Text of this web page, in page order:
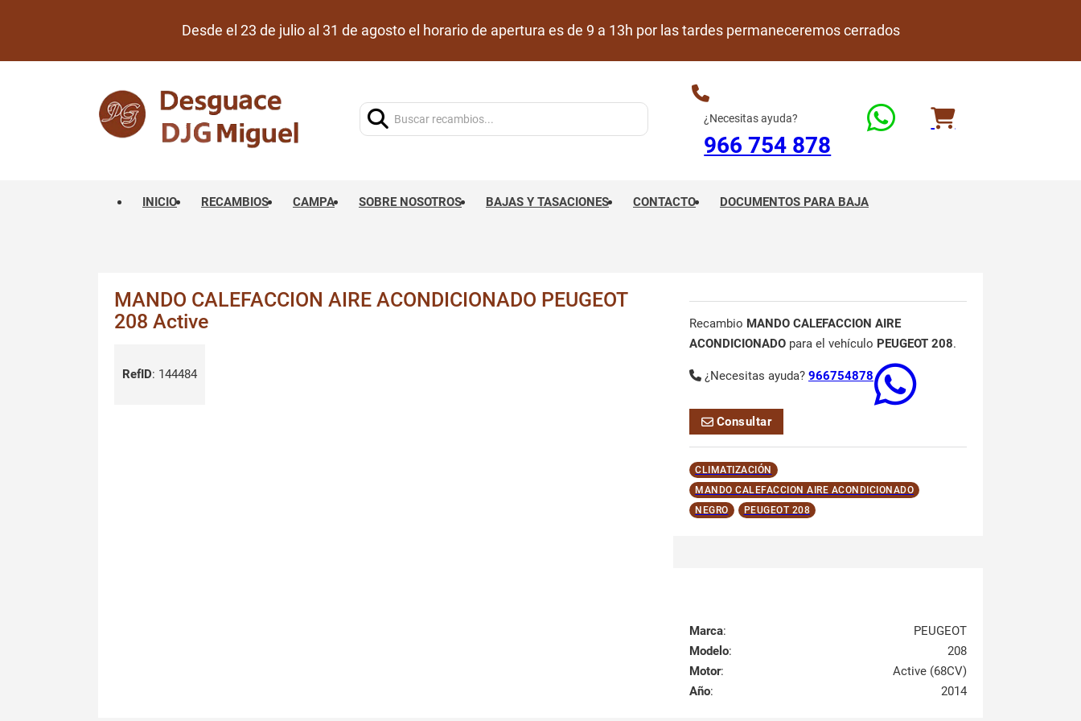
Desde el 23 de julio al 31 de agosto el horario de apertura es de 9 a 13h por las tardes permaneceremos cerrados
¿Necesitas ayuda?
966 754 878
INICIO RECAMBIOS CAMPA SOBRE NOSOTROS BAJAS Y TASACIONES CONTACTO DOCUMENTOS PARA BAJA
MANDO CALEFACCION AIRE ACONDICIONADO PEUGEOT
208 Active
RefID: 144484
Recambio MANDO CALEFACCION AIRE
ACONDICIONADO para el vehículo PEUGEOT 208.
¿Necesitas ayuda? 966754878
Consultar
CLIMATIZACIÓN
MANDO CALEFACCION AIRE ACONDICIONADO
NEGRO
PEUGEOT 208
Marca:
PEUGEOT
Modelo:
208
Motor:
Active (68CV)
Año: 2014